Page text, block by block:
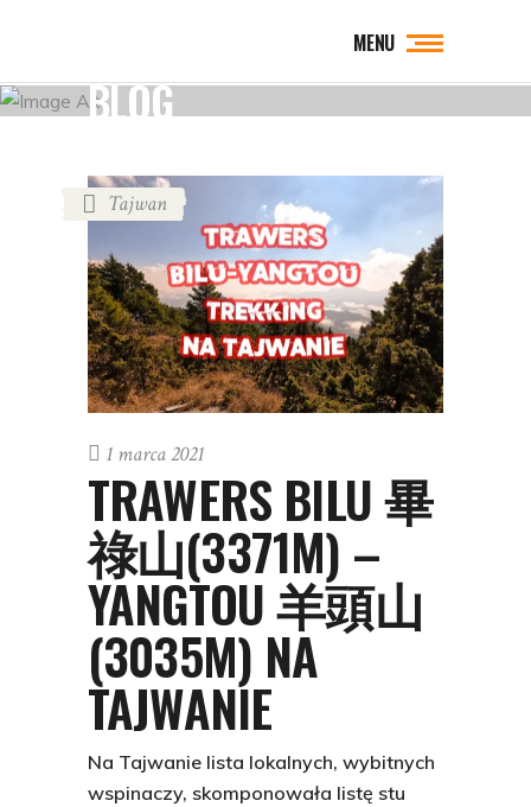
MENU
BLOG
Tajwan
1 marca 2021
TRAWERS BILU 畢
祿山(3371M) –
YANGTOU 羊頭山
(3035M) NA
TAJWANIE
Na Tajwanie lista lokalnych, wybitnych
wspinaczy, skomponowała listę stu